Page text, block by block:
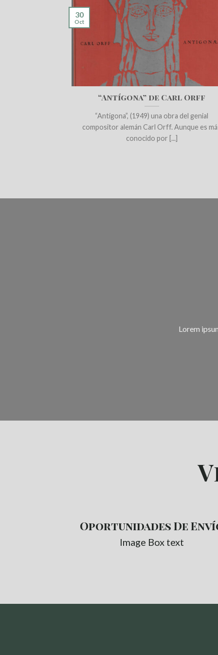
“Antígona” de Carl Orff
“Antígona”, (1949) una obra del genial
compositor alemán Carl Orff. Aunque es
conocido por [...]
30
Oct
Lorem
Oportunidades De
Image Box text